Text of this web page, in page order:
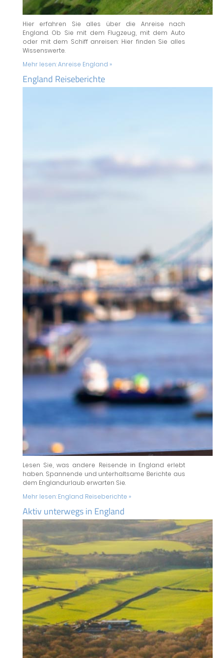
Hier erfahren Sie alles über die Anreise nach
England. Ob Sie mit dem Flugzeug, mit dem Auto
oder mit dem Schiff anreisen: Hier finden Sie alles
Wissenswerte.
Mehr lesen:Anreise England »
England Reiseberichte
Lesen Sie, was andere Reisende in England erlebt
haben. Spannende und unterhaltsame Berichte aus
dem Englandurlaub erwarten Sie.
Mehr lesen: England Reiseberichte »
Aktiv unterwegs in England